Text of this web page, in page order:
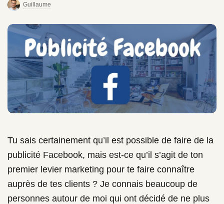
Guillaume
Tu sais certainement qu’il est possible de faire de la
publicité Facebook, mais est-ce qu’il s’agit de ton
premier levier marketing pour te faire connaître
auprès de tes clients ? Je connais beaucoup de
personnes autour de moi qui ont décidé de ne plus